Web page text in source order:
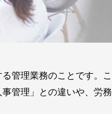
管理業務のことです。こ
管理」との違いや、労務